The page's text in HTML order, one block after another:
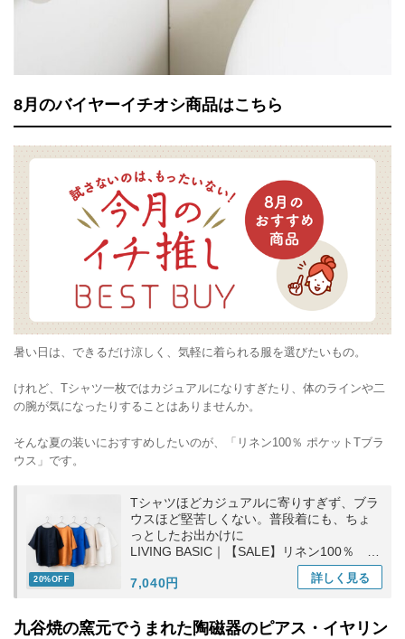
8月のバイヤーイチオシ商品はこちら
暑い日は、できるだけ涼しく、気軽に着られる服を選びたいもの。
けれど、Tシャツ一枚ではカジュアルになりすぎたり、体のラインや二
の腕が気になったりすることはありませんか。
そんな夏の装いにおすすめしたいのが、「リネン100％ ポケットTブラ
ウス」です。
20%OFF
Tシャツほどカジュアルに寄りすぎず、ブラ
ウスほど堅苦しくない。普段着にも、ちょ
っとしたお出かけに
LIVING BASIC｜【SALE】リネン100％ ポ
ケットTブラウス トップス ギフト お出かけ
7,040円
詳しく 見る
九谷焼の窯元でうまれた陶磁器のピアス・イヤリン